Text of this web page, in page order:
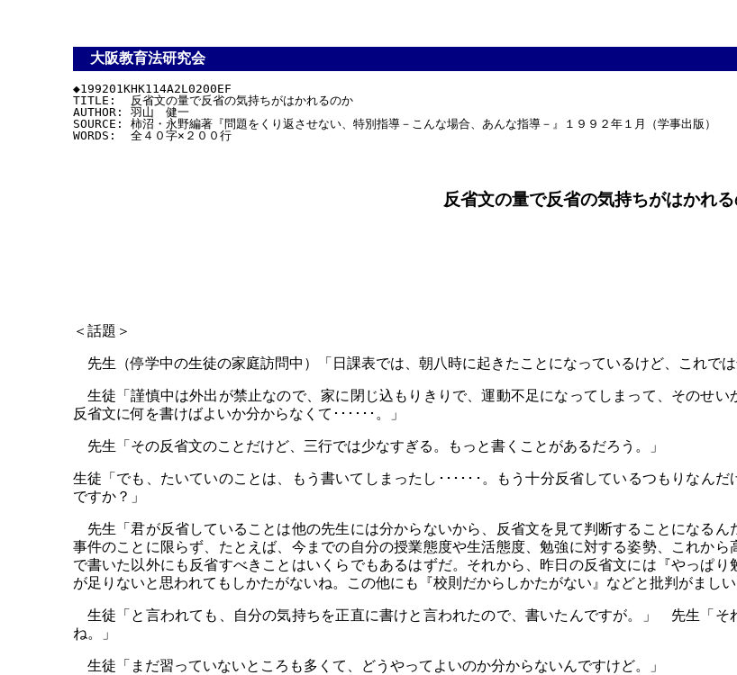
大阪教育法研究会
◆199201KHK114A2L0200EF
TITLE:  反省文の量で反省の気持ちがはかれるのか
AUTHOR: 羽山　健一
SOURCE: 柿沼・永野編著『問題をくり返させない、特別指導－こんな場合、あんな指導－』１９９２年１月（学事出版）
WORDS:  全４０字×２００行
反省文の量で反省の気持ちがはかれ
＜話題＞
先生（停学中の生徒の家庭訪問中）「日課表では、朝八時に起きたことになっているけど、これで
生徒「謹慎中は外出が禁止なので、家に閉じ込もりきりで、運動不足になってしまって、そのせ
反省文に何を書けばよいか分からなくて･･････。」
先生「その反省文のことだけど、三行では少なすぎる。もっと書くことがあるだろう。」
生徒「でも、たいていのことは、もう書いてしまったし･･････。もう十分反省しているつもりなん
ですか？」
先生「君が反省していることは他の先生には分からないから、反省文を見て判断することになる
事件のことに限らず、たとえば、今までの自分の授業態度や生活態度、勉強に対する姿勢、これか
で書いた以外にも反省すべきことはいくらでもあるはずだ。それから、昨日の反省文には『やっぱ
が足りないと思われてもしかたがないね。この他にも『校則だからしかたがない』などと批判がまし
生徒「と言われても、自分の気持ちを正直に書けと言われたので、書いたんですが。」 先生「そ
ね。」
生徒「まだ習っていないところも多くて、どうやってよいのか分からないんですけど。」